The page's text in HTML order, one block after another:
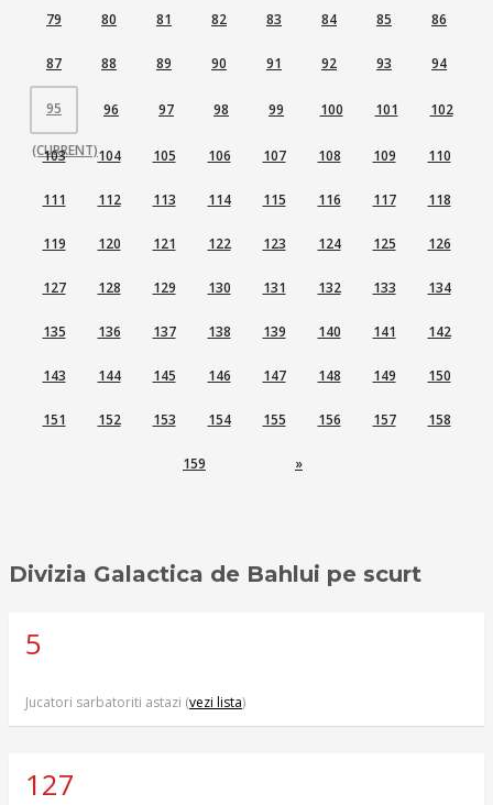
79 80 81 82 83 84 85 86
87 88 89 90 91 92 93 94
95
(CURRENT)
96 97 98 99 100 101 102
103 104 105 106 107 108 109 110
111 112 113 114 115 116 117 118
119 120 121 122 123 124 125 126
127 128 129 130 131 132 133 134
135 136 137 138 139 140 141 142
143 144 145 146 147 148 149 150
151 152 153 154 155 156 157 158
159 »
Divizia Galactica de Bahlui pe scurt
5
Jucatori sarbatoriti astazi (vezi lista)
127